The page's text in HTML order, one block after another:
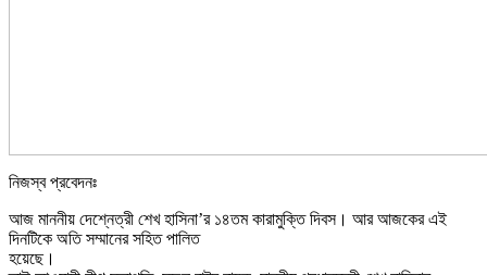
নিজস্ব প্রবেদনঃ
আজ মাননীয় দেশ্নেত্রী শেখ হাসিনা’র ১৪তম কারামুক্তি দিবস। আর আজকের এই
দিনটিকে অতি সম্মানের সহিত পালিত
হয়েছে।